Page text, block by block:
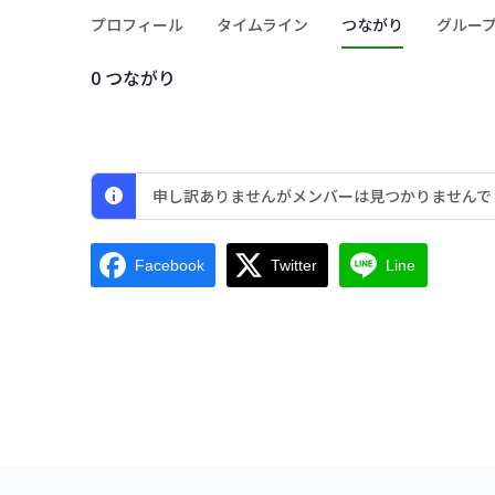
プロフィール タイムライン つながり グルー
0 つながり
申し訳ありませんがメンバーは見つかりません
Facebook Twitter Line